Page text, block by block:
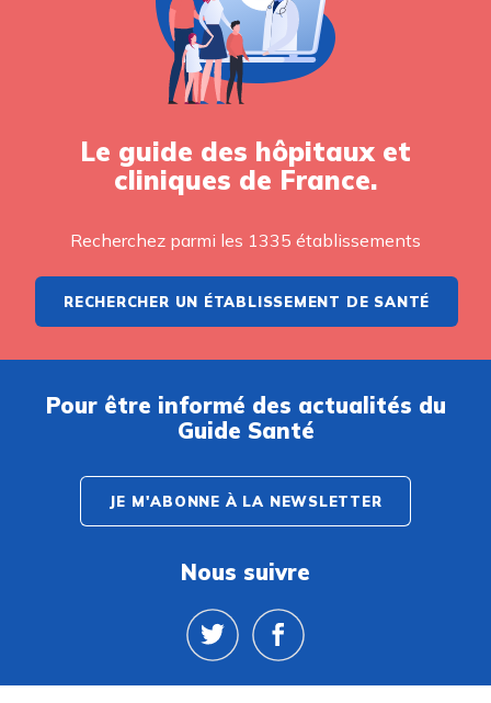
Le guide des hôpitaux et
cliniques de France.
Recherchez parmi les 1335 établissements
RECHERCHER UN ÉTABLISSEMENT DE SANTÉ
Pour être informé des actualités du
Guide Santé
JE M'ABONNE À LA NEWSLETTER
Nous suivre